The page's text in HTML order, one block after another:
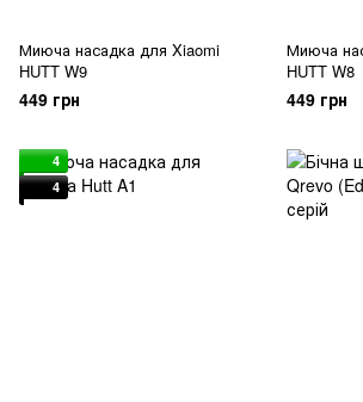
Миюча насадка для Xiaomi
HUTT W9
449 грн
Миюча
HUTT W8
449 грн
4
4